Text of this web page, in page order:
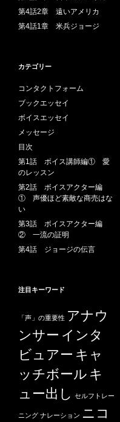
第4話2章 遠いアメリカ
第4話1章 米兵ジョージ
カテゴリー
コンタクトフォーム
ブックエッセイ
ボイスエッセイ
メッセージ
目次
第1話 ボイス講師編① 愛
のレッスン
第2話 ボイスアクター編
① 声優ほど素敵な商売はな
い
第3話 ボイスアクター編
② 一流の証明
第4話 ジョージの伝言
注目キーワード
「声」の重要性 アナウ
ンサー インタ
ビュアー キャ
ッチボール キ
ュー出し セルフトレー
ニング ナレーション ニコ